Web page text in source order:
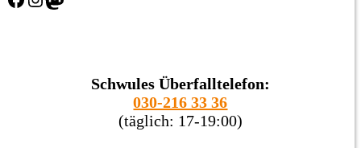
Schwules Überfalltelefon:
030-216 33 36
(täglich: 17-19:00)